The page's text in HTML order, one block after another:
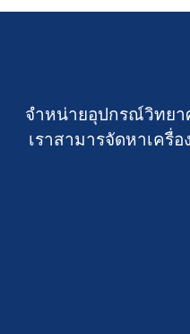
จำหน่ายอุปกรณ์วิทยา
เราสามารจัดหาเครื่